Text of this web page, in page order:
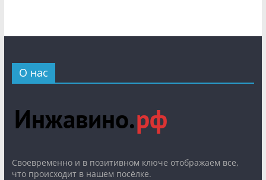
О нас
Cвоевременно и в позитивном ключе отображаем все,
что происходит в нашем посёлке.